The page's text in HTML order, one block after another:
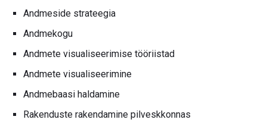
Andmeside strateegia
Andmekogu
Andmete visualiseerimise tööriistad
Andmete visualiseerimine
Andmebaasi haldamine
Rakenduste rakendamine pilveskkonnas